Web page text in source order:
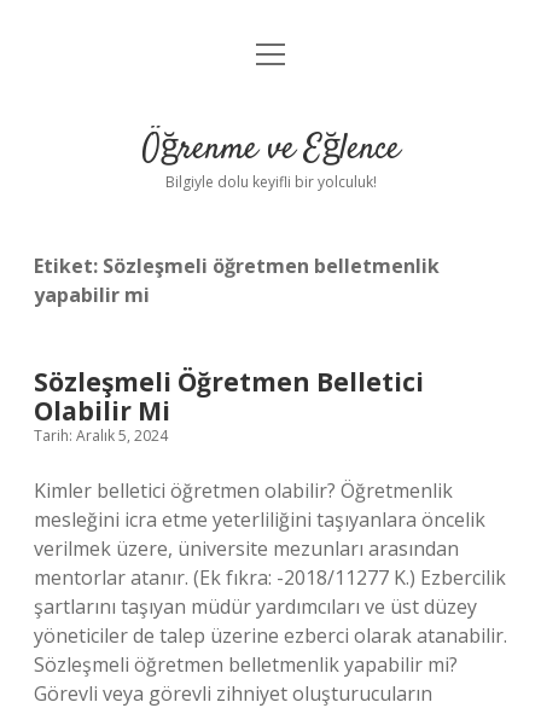
Anasayfa
Yasal Uyarı
menüyü
Öğrenme ve Eğlence
Bilgiyle dolu keyifli bir yolculuk!
Etiket: Sözleşmeli öğretmen belletmenlik
yapabilir mi
Sözleşmeli Öğretmen Belletici
Olabilir Mi
Tarih: Aralık 5, 2024
Kimler belletici öğretmen olabilir? Öğretmenlik
mesleğini icra etme yeterliliğini taşıyanlara öncelik
verilmek üzere, üniversite mezunları arasından
mentorlar atanır. (Ek fıkra: -2018/11277 K.) Ezbercilik
şartlarını taşıyan müdür yardımcıları ve üst düzey
yöneticiler de talep üzerine ezberci olarak atanabilir.
Sözleşmeli öğretmen belletmenlik yapabilir mi?
Görevli veya görevli zihniyet oluşturucuların